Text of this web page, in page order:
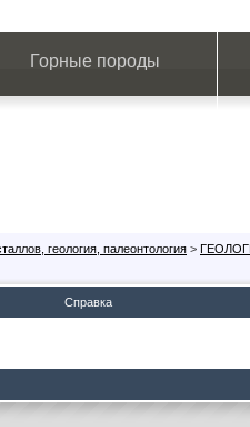
Горные породы
геология, палеонтология >
Справка